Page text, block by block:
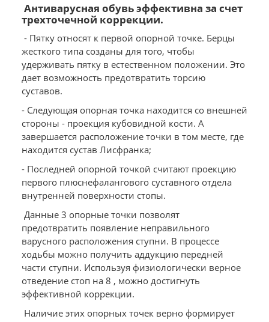
Антиварусная обувь эффективна за счет
трехточечной коррекции.
- Пятку относят к первой опорной точке. Берцы
жесткого типа созданы для того, чтобы
удерживать пятку в естественном положении. Это
дает возможность предотвратить торсию
суставов.
- Следующая опорная точка находится со внешней
стороны - проекция кубовидной кости. А
завершается расположение точки в том месте, где
находится сустав Лисфранка;
- Последней опорной точкой считают проекцию
первого плюснефалангового суставного отдела
внутренней поверхности стопы.
Данные 3 опорные точки позволят
предотвратить появление неправильного
варусного расположения ступни. В процессе
ходьбы можно получить аддукцию передней
части ступни. Используя физиологически верное
отведение стоп на 8 , можно достигнуть
эффективной коррекции.
Наличие этих опорных точек верно формирует